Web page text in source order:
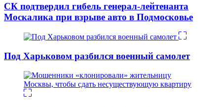
СК подтвердил гибель генерал-лейтенанта
Москалика при взрыве авто в Подмосковье
Под Харьковом разбился военный самолет